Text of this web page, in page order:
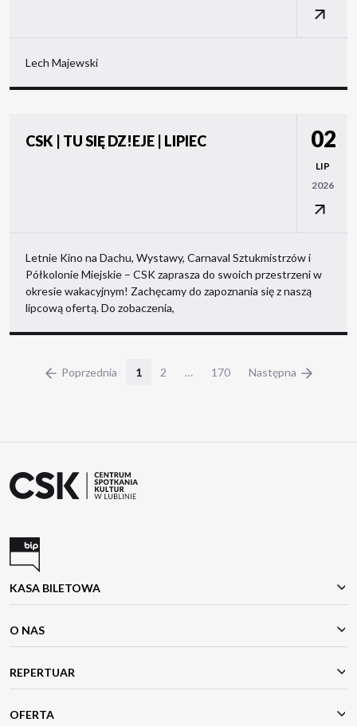
Lech Majewski
CSK | TU SIĘ DZ!EJE | LIPIEC 02
LIP
2026
Letnie Kino na Dachu, Wystawy, Carnaval Sztukmistrzów i
Półkolonie Miejskie – CSK zaprasza do swoich przestrzeni w
okresie wakacyjnym! Zachęcamy do zapoznania się z naszą
lipcową ofertą. Do zobaczenia,
Poprzednia 1 2 … 170 Następna
KASA BILETOWA
O NAS
REPERTUAR
OFERTA